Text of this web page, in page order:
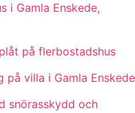
i Gamla Enskede,
på flerbostadshus
på villa i Gamla Enskede
snörasskydd och